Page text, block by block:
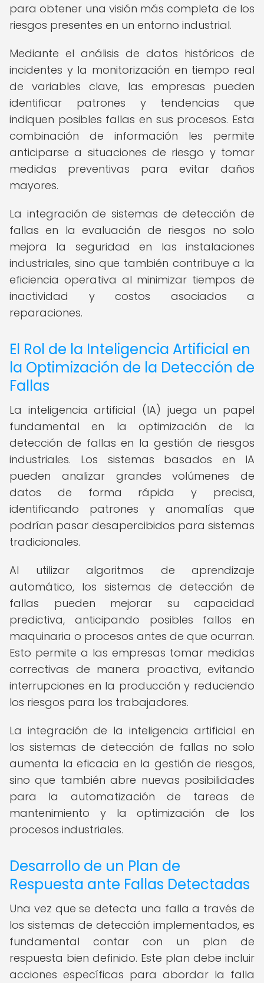
para obtener una visión más completa de los
riesgos presentes en un entorno industrial.
Mediante el análisis de datos históricos de
incidentes y la monitorización en tiempo real
de variables clave, las empresas pueden
identificar patrones y tendencias que
indiquen posibles fallas en sus procesos. Esta
combinación de información les permite
anticiparse a situaciones de riesgo y tomar
medidas preventivas para evitar daños
mayores.
La integración de sistemas de detección de
fallas en la evaluación de riesgos no solo
mejora la seguridad en las instalaciones
industriales, sino que también contribuye a la
eficiencia operativa al minimizar tiempos de
inactividad y costos asociados a
reparaciones.
El Rol de la Inteligencia Artificial en
la Optimización de la Detección de
Fallas
La inteligencia artificial (IA) juega un papel
fundamental en la optimización de la
detección de fallas en la gestión de riesgos
industriales. Los sistemas basados en IA
pueden analizar grandes volúmenes de
datos de forma rápida y precisa,
identificando patrones y anomalías que
podrían pasar desapercibidos para sistemas
tradicionales.
Al utilizar algoritmos de aprendizaje
automático, los sistemas de detección de
fallas pueden mejorar su capacidad
predictiva, anticipando posibles fallos en
maquinaria o procesos antes de que ocurran.
Esto permite a las empresas tomar medidas
correctivas de manera proactiva, evitando
interrupciones en la producción y reduciendo
los riesgos para los trabajadores.
La integración de la inteligencia artificial en
los sistemas de detección de fallas no solo
aumenta la eficacia en la gestión de riesgos,
sino que también abre nuevas posibilidades
para la automatización de tareas de
mantenimiento y la optimización de los
procesos industriales.
Desarrollo de un Plan de
Respuesta ante Fallas Detectadas
Una vez que se detecta una falla a través de
los sistemas de detección implementados, es
fundamental contar con un plan de
respuesta bien definido. Este plan debe incluir
acciones específicas para abordar la falla